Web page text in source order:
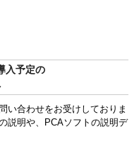
入予定の
い合わせをお受けしておりま
説明や、PCAソフトの説明デ